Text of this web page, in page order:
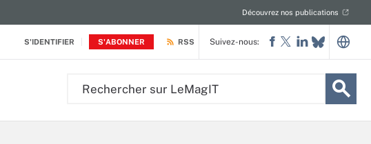
S'IDENTIFIER S'ABONNER
Découvrez nos publications
RSS Suivez-nous: